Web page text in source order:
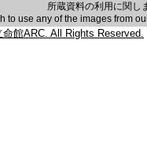
所蔵資料の利用に関し
to use any of the images from
館ARC. All Rights Reserved.